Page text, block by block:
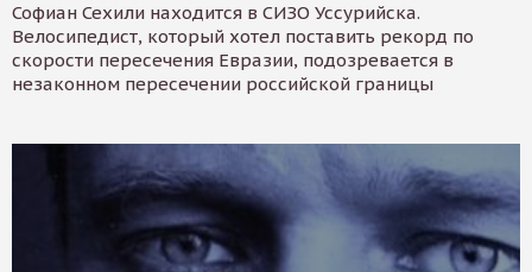
Софиан Сехили находится в СИЗО Уссурийска.
Велосипедист, который хотел поставить рекорд по
скорости пересечения Евразии, подозревается в
незаконном пересечении российской границы